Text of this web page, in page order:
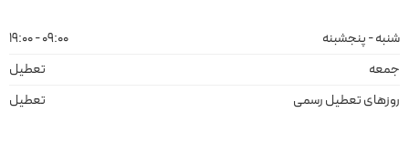
شنبه - پنجشبنه
09:00 - 19:00
جمعه
تعطیل
روزهای تعطیل رسمی
تعطیل